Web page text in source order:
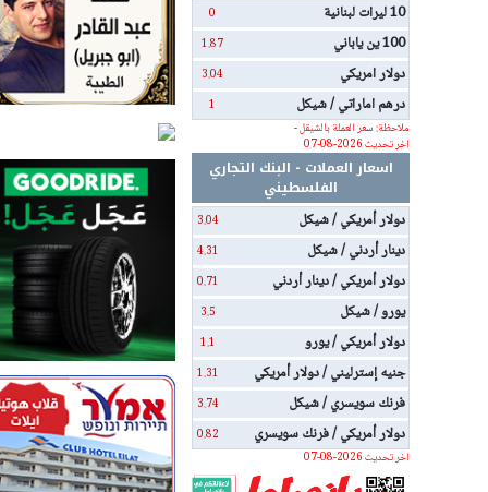
10 ليرات لبنانية 0
100 ين ياباني 1.87
دولار امريكي 3.04
درهم اماراتي / شيكل
1
ملاحظة: سعر العملة بالشيقل -
اخر تحديث 2026-08-07
اسعار العملات - البنك التجاري
الفلسطيني
دولار أمريكي / شيكل
3.04
دينار أردني / شيكل 4.31
دولار أمريكي / دينار أردني 0.71
يورو / شيكل 3.5
دولار أمريكي / يورو 1.1
جنيه إسترليني / دولار أمريكي 1.31
فرنك سويسري / شيكل 3.74
دولار أمريكي / فرنك سويسري
0.82
اخر تحديث 2026-08-07